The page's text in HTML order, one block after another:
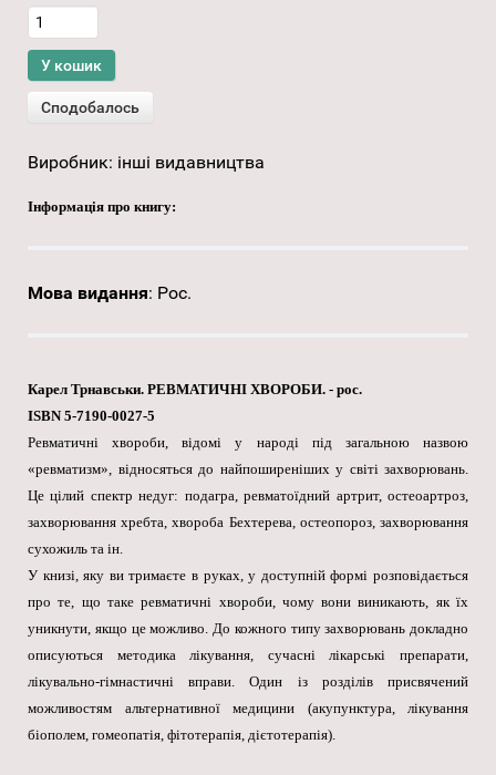
Виробник: інші видавництва
Інформація про книгу:
Мова видання: Рос.
Карел Трнавськи. РЕВМАТИЧНІ ХВОРОБИ. - рос.
ISBN 5-7190-0027-5
Ревматичні хвороби, відомі у народі під загальною назвою
«ревматизм», відносяться до найпоширеніших у світі захворювань.
Це цілий спектр недуг: подагра, ревматоїдний артрит, остеоартроз,
захворювання хребта, хвороба Бехтерева, остеопороз, захворювання
сухожиль та ін.
У книзі, яку ви тримаєте в руках, у доступній формі розповідається
про те, що таке ревматичні хвороби, чому вони виникають, як їх
уникнути, якщо це можливо. До кожного типу захворювань докладно
описуються методика лікування, сучасні лікарські препарати,
лікувально-гімнастичні вправи. Один із розділів присвячений
можливостям альтернативної медицини (акупунктура, лікування
біополем, гомеопатія, фітотерапія, дієтотерапія).